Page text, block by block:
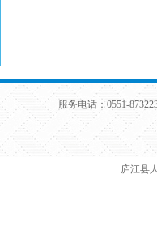
服务电话：0551-
庐江县